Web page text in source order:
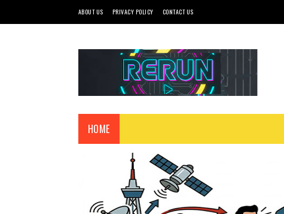
ABOUT US PRIVACY POLICY CONTACT US
HOME